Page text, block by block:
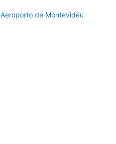
Aeroporto de Montevidéu